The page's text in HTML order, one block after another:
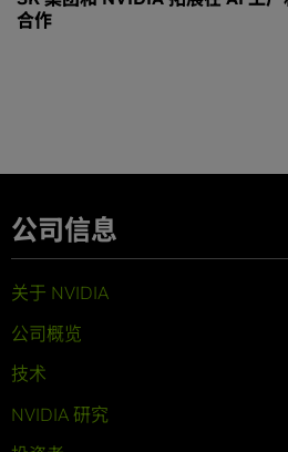
合作
公司信息
关于 NVIDIA
公司概览
技术
NVIDIA 研究